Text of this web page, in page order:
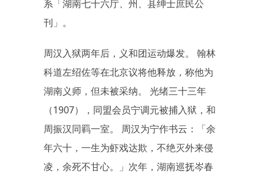
系「湖南七十六厅、州、县绅士庶民公
刊」。
周汉入狱两年后，义和团运动爆发。 翰林
科​​道左绍佐等在北京议将他释放，称他为
湖南义师，但未被采纳。 光绪三十三年
（1907），同盟会员宁调元被捕入狱，和
周振汉同羁一室。 周汉为宁作书云：「余
年六十，一生为虾戏达欺，不绝灭外来侵
凌，余死不甘心。」次年，湖南巡抚岑春